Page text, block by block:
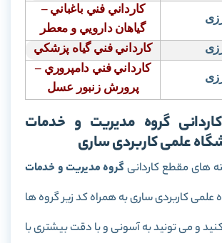
كارداني فني باغباني –
گياهان دارويي و معطر
كارداني فني گياه پزشكي
كارداني فني دامپروري –
پرورش زنبور عسل
گروه مدیریت و خدمات
علمی کاربردی ساری
های مقطع کاردانیگروه مدیریت و خدمات
علمی کاربردی ساری به همراه کد زیر گروه ها
و می تونید به آسونی و با دقت بیشتری با